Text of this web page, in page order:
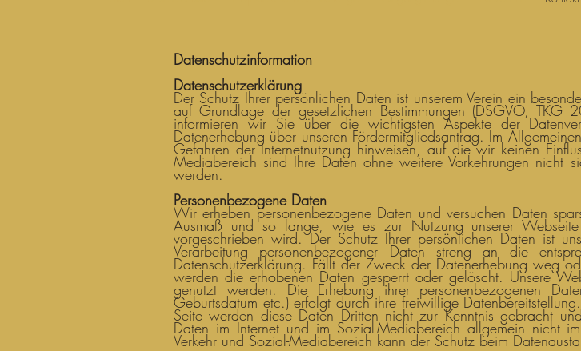
Datenschutzinformation
Datenschutzerklärung
Der Schutz Ihrer persönlichen Daten ist unserem Verein ein
auf Grundlage der gesetzlichen Bestimmungen (DSGVO, TKG
informieren wir Sie über die wichtigsten Aspekte der
Datenerhebung über unseren Fördermitgliedsantrag. Im
Gefahren der Internetnutzung hinweisen, auf die wir keinen
Mediabereich sind Ihre Daten ohne weitere Vorkehrungen nicht
werden.
Personenbezogene Daten
Wir erheben personenbezogene Daten und versuchen Daten
Ausmaß und so lange, wie es zur Nutzung unserer
vorgeschrieben wird. Der Schutz Ihrer persönlichen Daten ist
Verarbeitung personenbezogener Daten streng an die
Datenschutzerklärung. Fällt der Zweck der Datenerhebung weg
werden die erhobenen Daten gesperrt oder gelöscht. Unsere
genutzt werden. Die Erhebung ihrer personenbezogenen
Geburtsdatum etc.) erfolgt durch ihre freiwillige
Seite werden diese Daten Dritten nicht zur Kenntnis gebracht
Daten im Internet und im Sozial-Mediabereich allgemein nicht
Verkehr und Sozial-Mediabereich kann der Schutz beim